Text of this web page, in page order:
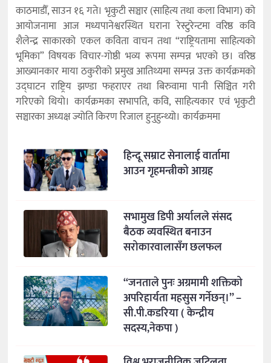
काठमाडौँ, साउन १६ गते। भृकुटी सञ्चार (साहित्य तथा कला विभाग) को
आयोजनामा आज मध्यपानेश्वरस्थित घराना रेस्टुरेन्टमा वरिष्ठ कवि
शैलेन्द्र साकारको एकल कविता वाचन तथा “राष्ट्रियतामा साहित्यको
भूमिका” विषयक विचार-गोष्ठी भव्य रूपमा सम्पन्न भएको छ। वरिष्ठ
आख्यानकार माया ठकुरीको प्रमुख आतिथ्यमा सम्पन्न उक्त कार्यक्रमको
उद्घाटन राष्ट्रिय झण्डा फहराएर तथा बिरुवामा पानी सिञ्चित गरी
गरिएको थियो। कार्यक्रमका सभापति, कवि, साहित्यकार एवं भृकुटी
सञ्चारका अध्यक्ष ज्योति किरण रिजाल हुनुहुन्थ्यो। कार्यक्रममा
हिन्दू सम्राट सेनालाई वार्तामा
आउन गृहमन्त्रीको आग्रह
सभामुख डिपी अर्यालले संसद
बैठक व्यवस्थित बनाउन
सरोकारवालासँग छलफल
“जनताले पुनः अग्रमामी शक्तिको
अपरिहार्यता महसुस गर्नेछन्।” –
सी.पी.कडरिया ( केन्द्रीय
सदस्य,नेकपा )